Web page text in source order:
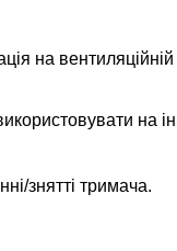
на вентиляційній
на
знятті тримача.